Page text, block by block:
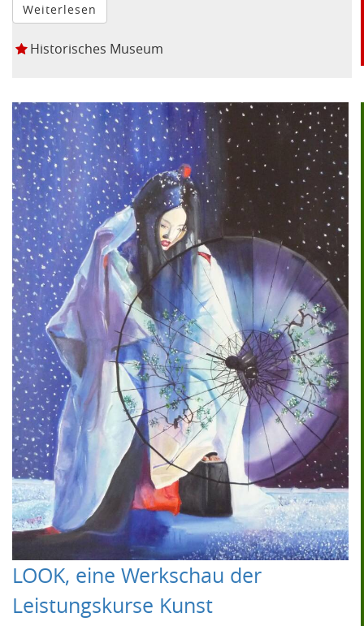
Weiterlesen
Historisches Museum
LOOK, eine Werkschau der
Leistungskurse Kunst